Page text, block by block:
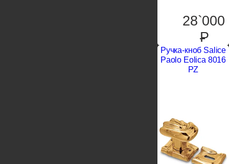
28`000
P
Ручка-кноб Salice
Paolo Eolica 8016
PZ